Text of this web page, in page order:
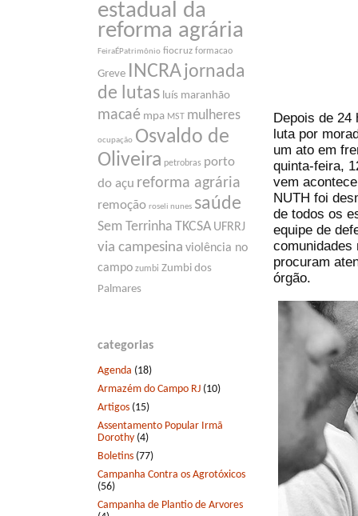
estadual da
reforma agrária
FeiraÉPatrimônio fiocruz formacao
Greve INCRA jornada
de lutas luís maranhão
macaé mpa MST mulheres
ocupação Osvaldo de
Oliveira petrobras porto
do açu reforma agrária
remoção roseli nunes saúde
Sem Terrinha TKCSA UFRRJ
via campesina violência no
campo zumbi Zumbi dos
Palmares
categorias
Agenda (18)
Armazém do Campo RJ (10)
Artigos (15)
Assentamento Popular Irmã
Dorothy (4)
Boletins (77)
Campanha Contra os Agrotóxicos
(56)
Campanha de Plantio de Arvores
Depois de 24
luta por
um ato em
quinta-feira,
vem
NUTH foi
de todos os
equipe de
comunidades
procuram
órgão.